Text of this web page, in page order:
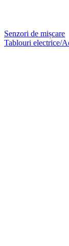
Senzori de mișcare
Tablouri electrice/